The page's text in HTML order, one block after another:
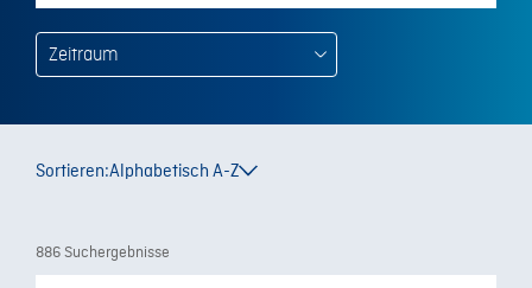
Sortieren:Alphabetisch A-Z
886 Suchergebnisse